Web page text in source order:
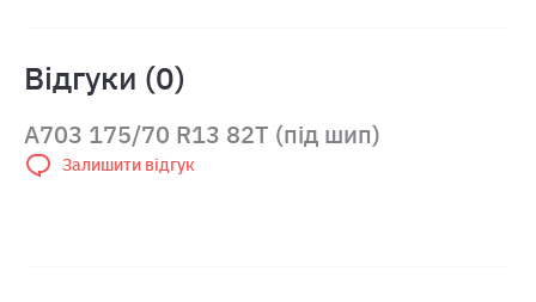
Відгуки (0)
A703 175/70 R13 82T (під шип)
Залишити відгук